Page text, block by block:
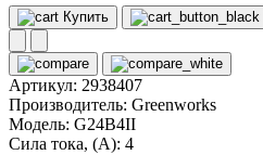
Купить
Артикул: 2938407
Производитель: Greenworks
Модель: G24B4II
Сила тока, (А): 4